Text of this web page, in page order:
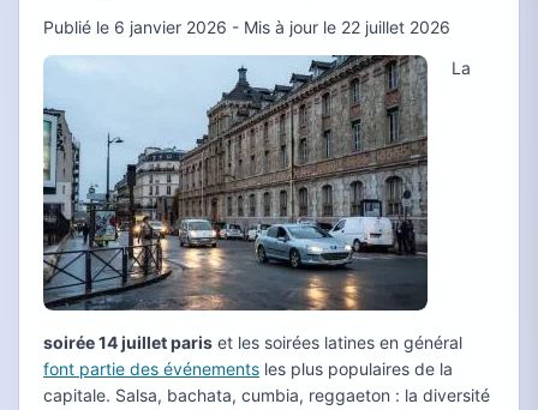
Publié le 6 janvier 2026 - Mis à jour le 22 juillet 2026
La
soirée 14 juillet paris et les soirées latines en général
font partie des événements les plus populaires de la
capitale. Salsa, bachata, cumbia, reggaeton : la diversité